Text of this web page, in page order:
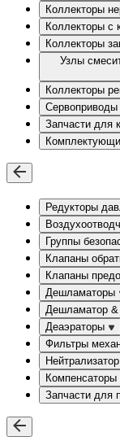
Коллекторы
Коллекторы с
Коллекторы
Узлы
Коллекторы
Запчасти для
Редукторы
Группы
Клапаны
Клапаны
Дешламаторы
Дешламатор &
Деаэраторы
Фильтры
Компенсаторы
Запчасти для